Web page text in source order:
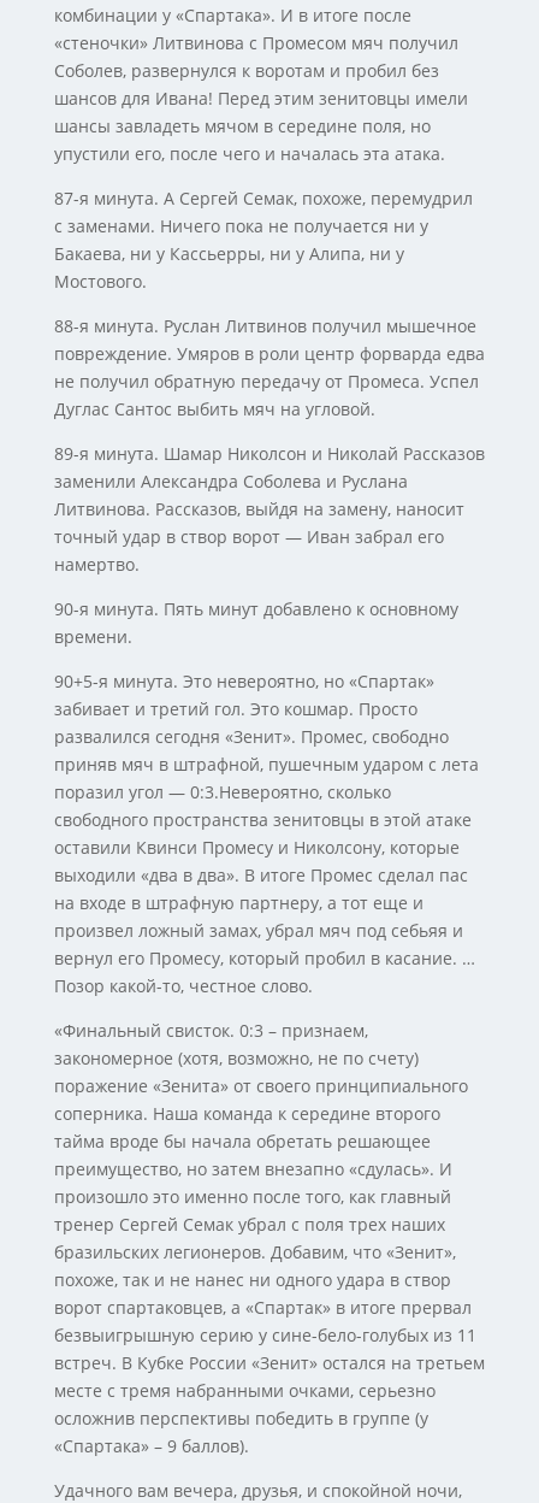
комбинации у «Спартака». И в итоге после
«стеночки» Литвинова с Промесом мяч получил
Соболев, развернулся к воротам и пробил без
шансов для Ивана! Перед этим зенитовцы имели
шансы завладеть мячом в середине поля, но
упустили его, после чего и началась эта атака.
87-я минута. А Сергей Семак, похоже, перемудрил
с заменами. Ничего пока не получается ни у
Бакаева, ни у Кассьерры, ни у Алипа, ни у
Мостового.
88-я минута. Руслан Литвинов получил мышечное
повреждение. Умяров в роли центр форварда едва
не получил обратную передачу от Промеса. Успел
Дуглас Сантос выбить мяч на угловой.
89-я минута. Шамар Николсон и Николай Рассказов
заменили Александра Соболева и Руслана
Литвинова. Рассказов, выйдя на замену, наносит
точный удар в створ ворот — Иван забрал его
намертво.
90-я минута. Пять минут добавлено к основному
времени.
90+5-я минута. Это невероятно, но «Спартак»
забивает и третий гол. Это кошмар. Просто
развалился сегодня «Зенит». Промес, свободно
приняв мяч в штрафной, пушечным ударом с лета
поразил угол — 0:3.Невероятно, сколько
свободного пространства зенитовцы в этой атаке
оставили Квинси Промесу и Николсону, которые
выходили «два в два». В итоге Промес сделал пас
на входе в штрафную партнеру, а тот еще и
произвел ложный замах, убрал мяч под себьяя и
вернул его Промесу, который пробил в касание. …
Позор какой-то, честное слово.
«Финальный свисток. 0:3 – признаем,
закономерное (хотя, возможно, не по счету)
поражение «Зенита» от своего принципиального
соперника. Наша команда к середине второго
тайма вроде бы начала обретать решающее
преимущество, но затем внезапно «сдулась». И
произошло это именно после того, как главный
тренер Сергей Семак убрал с поля трех наших
бразильских легионеров. Добавим, что «Зенит»,
похоже, так и не нанес ни одного удара в створ
ворот спартаковцев, а «Спартак» в итоге прервал
безвыигрышную серию у сине-бело-голубых из 11
встреч. В Кубке России «Зенит» остался на третьем
месте с тремя набранными очками, серьезно
осложнив перспективы победить в группе (у
«Спартака» – 9 баллов).
Удачного вам вечера, друзья, и спокойной ночи,